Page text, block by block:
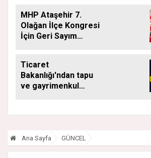
SÜRÜYOR
MHP Ataşehir 7.
Olağan İlçe Kongresi
İçin Geri Sayım
Ticaret
Bakanlığı'ndan tapu
ve gayrimenkul
yapamayacak
Ana Sayfa GÜNCEL